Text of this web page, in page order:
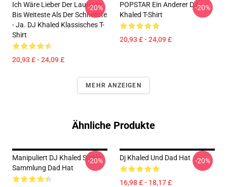
Ich Wäre Lieber Der Lauteste
Bis Weiteste Als Der Schnellste
- Ja. DJ Khaled Klassisches T-
Shirt
20,93 £ - 24,09 £
-20%
POPSTAR Ein Anderer DJ
Khaled T-Shirt
20,93 £ - 24,09 £
-20%
MEHR ANZEIGEN
Ähnliche Produkte
Manipuliert DJ Khaled Spiele
Sammlung Dad Hat
-20% Dj Khaled Und Dad Hat
16,98 £ - 18,17 £
-20%